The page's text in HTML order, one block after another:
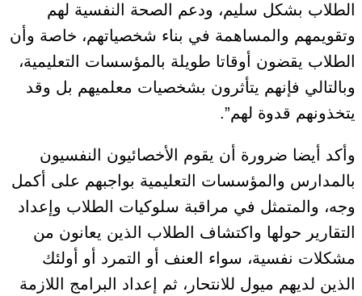
الطلاب بشكل سليم، ودعم الصحة النفسية لهم
وتقويمهم والمساهمة في بناء شخصياتهم، خاصة وأن
الطلاب يقضون أوقاتا طويلة بالمؤسسات التعليمية،
وبالتالي فإنهم يتأثرون بشخصيات معلميهم بل وقد
يتخذونهم قدوة لهم”.
وأكد أيضا ضرورة أن يقوم الأخصائيون النفسيون
بالمدارس والمؤسسات التعليمية بواجبهم على أكمل
وجه، والمتمثل في مراقبة سلوكيات الطلاب وإعداد
التقارير حولها واكتشاف الطلاب الذين يعانون من
مشكلات نفسية، سواء العنف أو التمرد أو أولئك
الذين لديهم ميول للانتحار، ثم إعداد البرامج اللازمة